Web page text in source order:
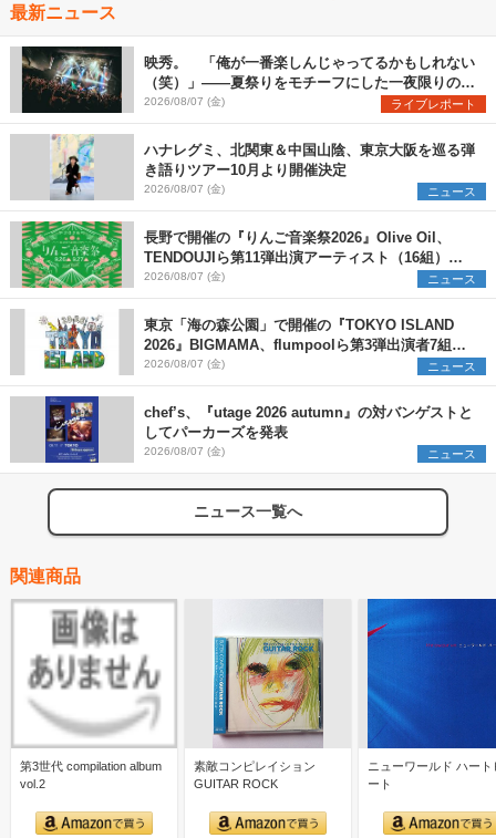
最新ニュース
映秀。 「俺が一番楽しんじゃってるかもしれない
（笑）」――夏祭りをモチーフにした一夜限りのス
ペシャルライブ『色祭』レポート
2026/08/07 (金) ライブレポート
ハナレグミ、北関東＆中国山陰、東京大阪を巡る弾
き語りツアー10月より開催決定
2026/08/07 (金) ニュース
長野で開催の『りんご音楽祭2026』Olive Oil、
TENDOUJIら第11弾出演アーティスト（16組）を
発表
2026/08/07 (金) ニュース
東京「海の森公園」で開催の『TOKYO ISLAND
2026』BIGMAMA、flumpoolら第3弾出演者7組を
発表 ワークショップ・アート出展者を募集
2026/08/07 (金) ニュース
chef’s、『utage 2026 autumn』の対バンゲストと
してパーカーズを発表
2026/08/07 (金) ニュース
ニュース一覧へ
関連商品
第3世代 compilation album
vol.2
素敵コンピレイション
GUITAR ROCK
ニューワールド ハート
ート